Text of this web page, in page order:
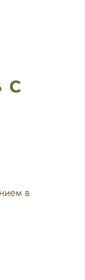
с
в